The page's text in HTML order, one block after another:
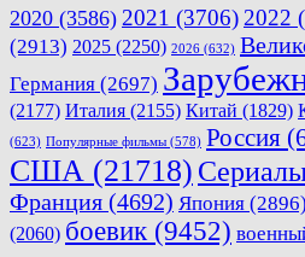
2020 (3586) 2021 (3706) 2022
(2913) 2025 (2250) 2026 (632)
Германия (2697)
(2177) Италия (2155) Китай (1829)
(623) Популярные фильмы (578) Россия
США (21718)
Франция (4692) Япония (2896)
(2060) боевик (9452)